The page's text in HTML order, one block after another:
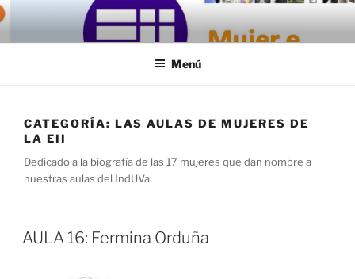
Saltar
contenido
Menú
CATEGORÍA: LAS AULAS DE MUJERES DE
LA EII
Dedicado a la biografía de las 17 mujeres que dan nombre a
nuestras aulas del IndUVa
AULA 16: Fermina Orduña